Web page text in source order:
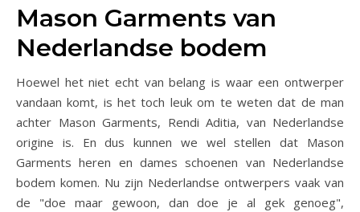
Mason Garments van
Nederlandse bodem
Hoewel het niet echt van belang is waar een ontwerper
vandaan komt, is het toch leuk om te weten dat de man
achter Mason Garments, Rendi Aditia, van Nederlandse
origine is. En dus kunnen we wel stellen dat Mason
Garments heren en dames schoenen van Nederlandse
bodem komen. Nu zijn Nederlandse ontwerpers vaak van
de "doe maar gewoon, dan doe je al gek genoeg",